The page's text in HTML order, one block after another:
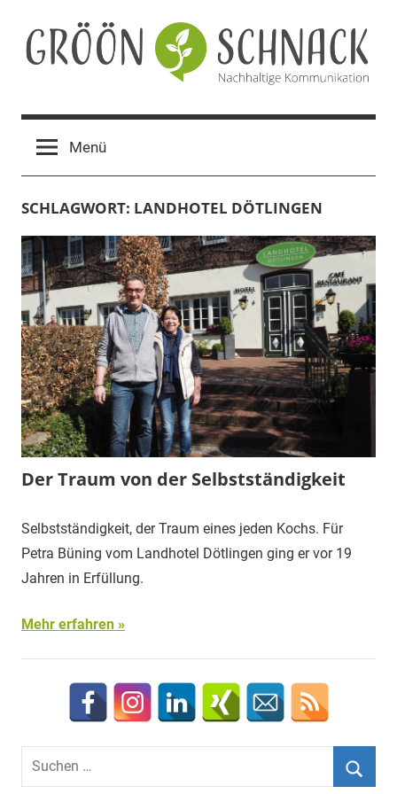
Inhalt
springen
Gröön
Schnack
Menü
SCHLAGWORT: LANDHOTEL DÖTLINGEN
Der Traum von der Selbstständigkeit
Selbstständigkeit, der Traum eines jeden Kochs. Für
Petra Büning vom Landhotel Dötlingen ging er vor 19
Jahren in Erfüllung.
Mehr erfahren
Suchen
nach: